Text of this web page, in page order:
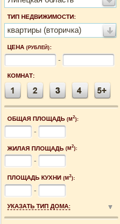
ТИП НЕДВИЖИМОСТИ:
квартиры (вторичка)
ЦЕНА (РУБЛЕЙ):
-
КОМНАТ:
ОБЩАЯ ПЛОЩАДЬ (М2):
-
ЖИЛАЯ ПЛОЩАДЬ (М2):
-
ПЛОЩАДЬ КУХНИ (М2):
-
УКАЗАТЬ ТИП ДОМА: